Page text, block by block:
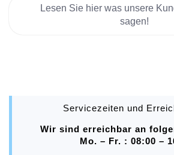
Lesen Sie hier was unsere
sagen!
Servicezeiten und
Wir sind erreichbar an
Mo. – Fr. : 08:00 –